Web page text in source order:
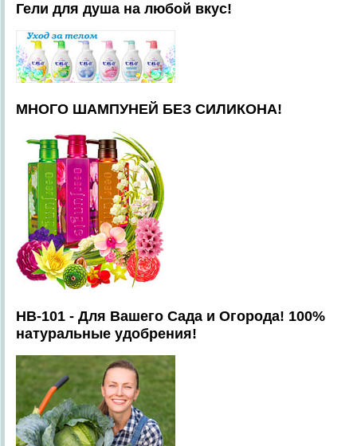
Гели для душа на любой вкус!
МНОГО ШАМПУНЕЙ БЕЗ СИЛИКОНА!
HB-101 - Для Вашего Сада и Огорода! 100%
натуральные удобрения!